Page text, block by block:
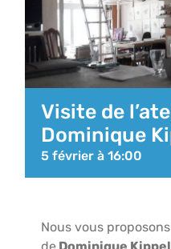
Visite de
Dominique
5 février à 16:00
Nous vous
deDominique